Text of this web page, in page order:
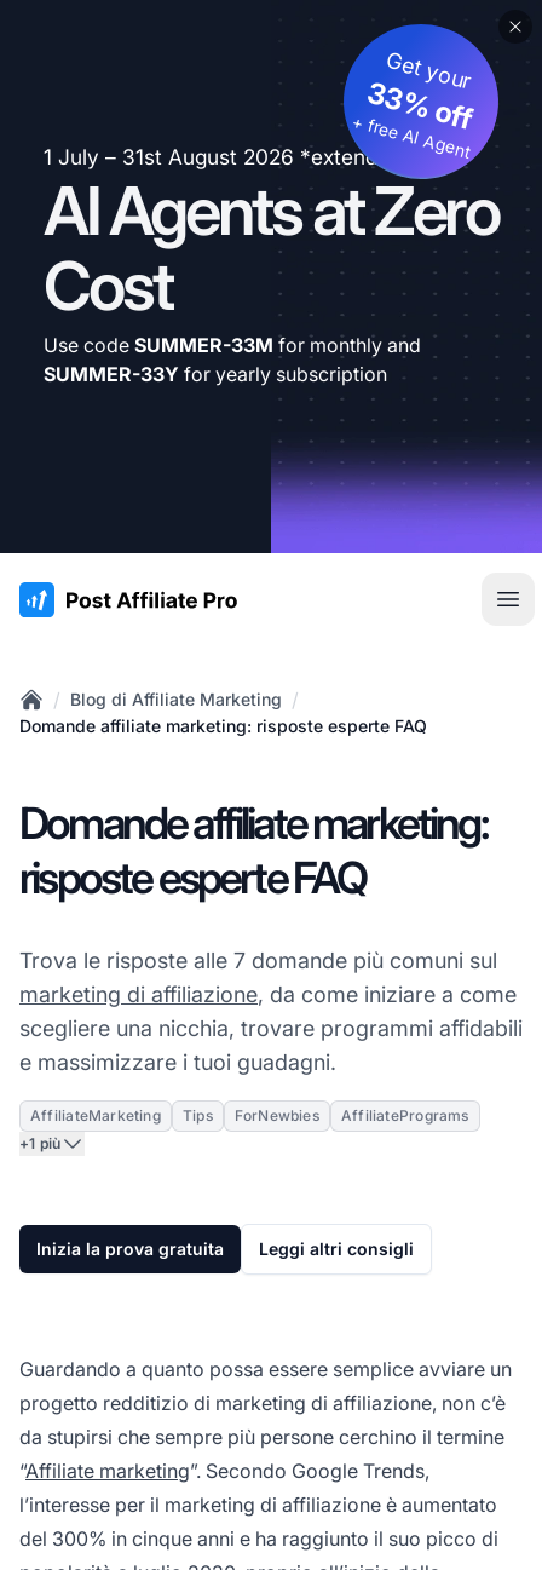
1 July – 31st August 2026 *extended
AI Agents at Zero
Cost
Get your
33% off
+ free AI Agent
Use code SUMMER-33M for monthly and
SUMMER-33Y for yearly subscription
:site.title
Home
/ Blog di Affiliate Marketing /
Domande affiliate marketing: risposte esperte FAQ
Domande affiliate marketing:
risposte esperte FAQ
Trova le risposte alle 7 domande più comuni sul
marketing di affiliazione, da come iniziare a come
scegliere una nicchia, trovare programmi affidabili
e massimizzare i tuoi guadagni.
AffiliateMarketing Tips ForNewbies
AffiliatePrograms
+1 più
Inizia la prova gratuita Leggi altri consigli
Guardando a quanto possa essere semplice avviare un
progetto redditizio di marketing di affiliazione, non c’è
da stupirsi che sempre più persone cerchino il termine
“Affiliate marketing”. Secondo Google Trends,
l’interesse per il marketing di affiliazione è aumentato
del 300% in cinque anni e ha raggiunto il suo picco di